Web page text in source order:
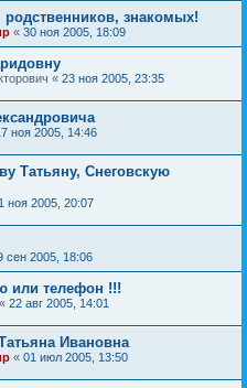
родственников, знакомых!
« 30 ноя 2005, 18:09
« 23 ноя 2005, 23:35
ноя 2005, 14:46
Татьяну, Снеговскую
ноя 2005, 20:07
сен 2005, 18:06
или телефон !!!
« 22 авг 2005, 14:01
Ивановна
« 01 июл 2005, 13:50